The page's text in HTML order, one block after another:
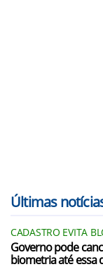
Últimas
CADASTRO EVITA
Governo pode
biometria até essa